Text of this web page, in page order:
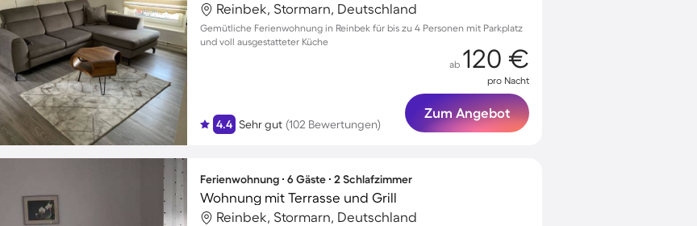
Reinbek, Stormarn, Deutschland
Gemütliche Ferienwohnung in Reinbek für bis zu 4 Personen mit Parkplatz
und voll ausgestatteter Küche
4.4 Sehr gut (102 Bewertungen)
ab 120 €
pro Nacht
Zum Angebot
Ferienwohnung ∙ 6 Gäste ∙ 2 Schlafzimmer
Wohnung mit Terrasse und Grill
Reinbek, Stormarn, Deutschland